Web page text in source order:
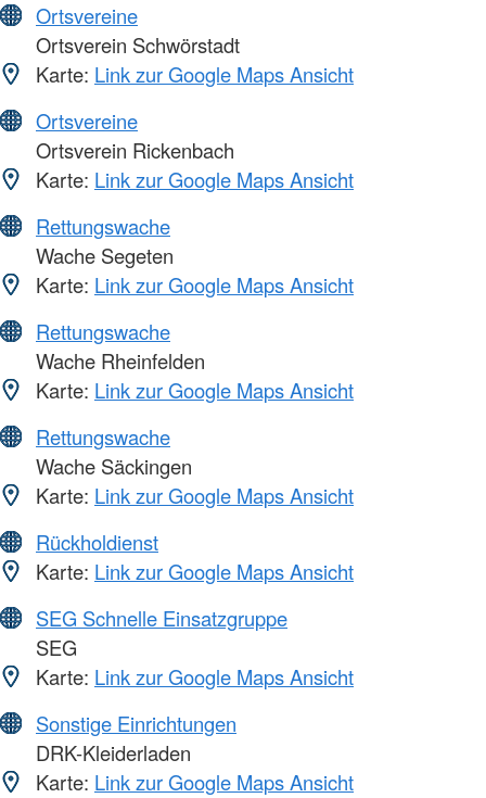
Ortsvereine
Ortsverein Schwörstadt
Karte: Link zur Google Maps Ansicht
Ortsvereine
Ortsverein Rickenbach
Karte: Link zur Google Maps Ansicht
Rettungswache
Wache Segeten
Karte: Link zur Google Maps Ansicht
Rettungswache
Wache Rheinfelden
Karte: Link zur Google Maps Ansicht
Rettungswache
Wache Säckingen
Karte: Link zur Google Maps Ansicht
Rückholdienst
Karte: Link zur Google Maps Ansicht
SEG Schnelle Einsatzgruppe
SEG
Karte: Link zur Google Maps Ansicht
Sonstige Einrichtungen
DRK-Kleiderladen
Karte: Link zur Google Maps Ansicht